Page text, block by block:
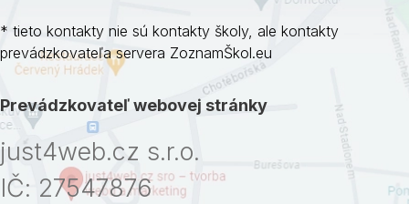
* tieto kontakty nie sú kontakty školy, ale kontakty
prevádzkovateľa servera ZoznamŠkol.eu
Prevádzkovateľ webovej stránky
just4web.cz s.r.o.
IČ: 27547876